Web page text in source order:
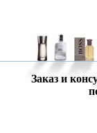
Заказ и